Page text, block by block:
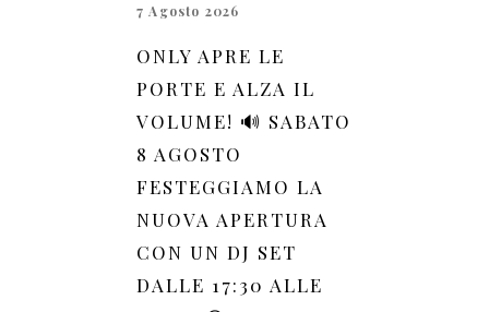
7 Agosto 2026
ONLY APRE LE
PORTE E ALZA IL
VOLUME! 🔊 SABATO
8 AGOSTO
FESTEGGIAMO LA
NUOVA APERTURA
CON UN DJ SET
DALLE 17:30 ALLE